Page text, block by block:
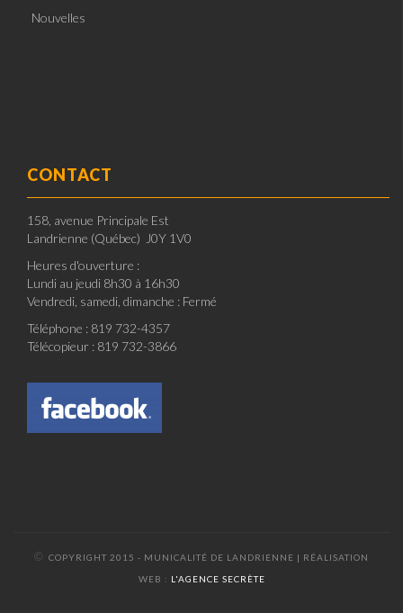
Nouvelles
CONTACT
158, avenue Principale Est
Landrienne (Québec) J0Y 1V0
Heures d'ouverture :
Lundi au jeudi 8h30 à 16h30
Vendredi, samedi, dimanche : Fermé
Téléphone : 819 732-4357
Télécopieur : 819 732-3866
© COPYRIGHT 2015 - MUNICALITÉ DE LANDRIENNE | RÉALISATION
WEB : L'AGENCE SECRÈTE